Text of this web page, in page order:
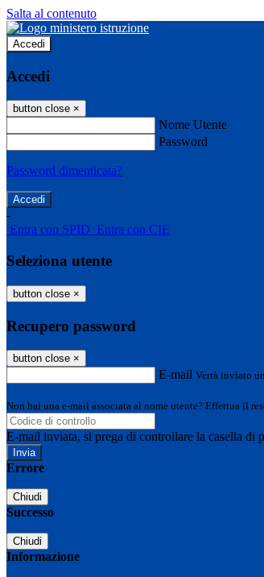
Salta al contenuto
Accedi
Accedi
button close ×
Nome Utente
Password
Password dimenticata?
-
Entra con SPID Entra con CIE
Seleziona utente
button close ×
Recupero password
button close ×
E-mail Verrà inviato
Non hai una e-mail associata al nome utente? Effettua il
E-mail inviata, si prega di controllare la casella di
Errore
Chiudi
Successo
Chiudi
Informazione